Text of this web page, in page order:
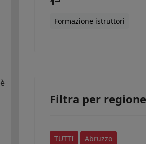
è
Formazione istruttori
Filtra per regione
TUTTI
Abruzzo